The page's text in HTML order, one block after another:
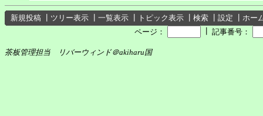
新規投稿 ツリー表示 一覧表示 トピック表示 検索 設定
ホー
ページ：
記事番号：
茶板管理担当 リバーウィンド＠akiharu国